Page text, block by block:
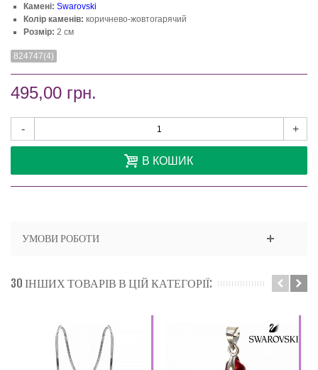
Камені: Swarovski
Колір каменів: коричнево-жовтогарячий
Розмір: 2 см
824747(4)
495,00 грн.
- +
В КОШИК
УМОВИ РОБОТИ
30 ІНШИХ ТОВАРІВ В ЦІЙ КАТЕГОРІЇ: